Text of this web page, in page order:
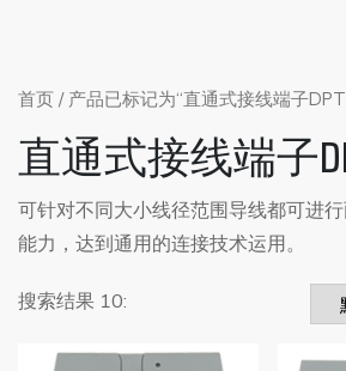
首页 / 产品已标记为“直通式接线端子
直通式接线端子
可针对不同大小线径范围导线都可进
能力，达到通用的连接技术运用。
搜索结果 10: